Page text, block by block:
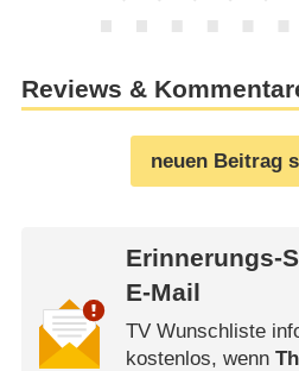
Reviews &
neuen Beitrag
Erinnerungs-
E-Mail
TV Wunschliste
kostenlos, wenn